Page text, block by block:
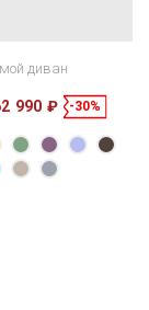
Спальное
диван
990 ₽ -30%